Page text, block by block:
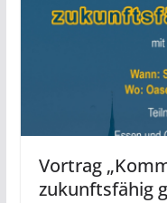
Vortrag
zukunftsfähig